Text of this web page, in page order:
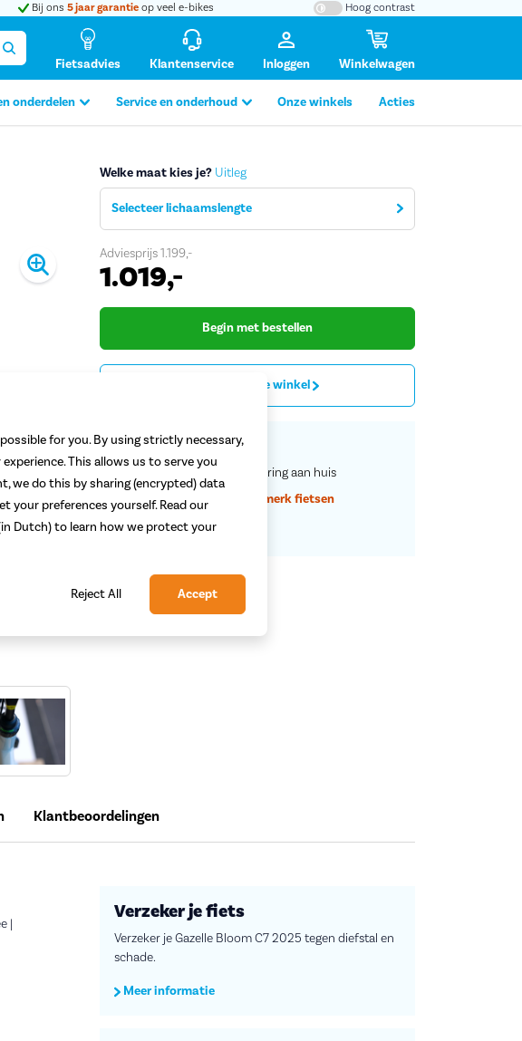
Bij ons 5 jaar garantie op veel e-bikes Hoog contrast
Fietsadvies Klantenservice Inloggen Winkelwagen
onderdelen Service en onderhoud Onze winkels Acties
Productafbeelding vergroten
Welke maat kies je? Uitleg
Selecteer lichaamslengte
Adviesprijs1.199,-
1.019,-
Begin met bestellen
Proefrit in de winkel
Vastescherpeprijzen
Service en rijklare
aflevering aan huis
Grootste assortiment
a-merk fietsen
Deskundigadvies
Klantbeoordelingen
|
Verzeker je fiets
Verzeker je Gazelle Bloom C7 2025 tegen diefstal en
schade.
Meer informatie
for you. By using strictly necessary,
This allows us to serve you
we do this by sharing (encrypted) data
your preferences yourself. Read our
Dutch) to learn how we protect your
Reject All Accept